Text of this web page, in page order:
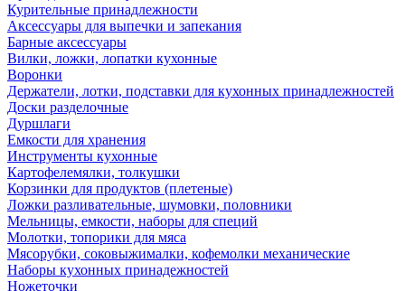
Курительные принадлежности
Аксессуары для выпечки и запекания
Барные аксессуары
Вилки, ложки, лопатки кухонные
Воронки
Держатели, лотки, подставки для кухонных принадлежностей
Доски разделочные
Дуршлаги
Емкости для хранения
Инструменты кухонные
Картофелемялки, толкушки
Корзинки для продуктов (плетеные)
Ложки разливательные, шумовки, половники
Мельницы, емкости, наборы для специй
Молотки, топорики для мяса
Мясорубки, соковыжималки, кофемолки механические
Наборы кухонных принадежностей
Ножеточки